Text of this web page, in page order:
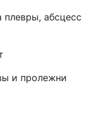
абсцесс
и пролежни